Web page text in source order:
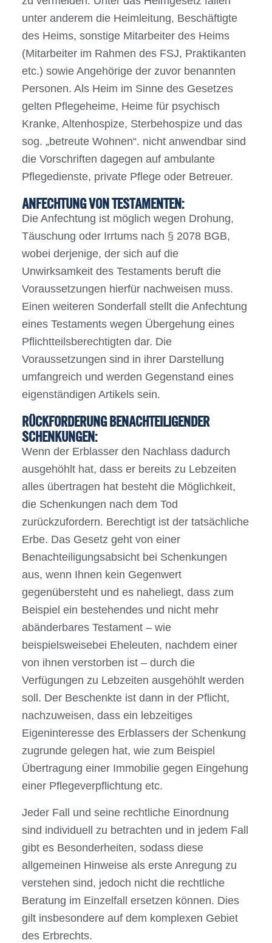
unter anderem die Heimleitung, Beschäftigte
des Heims, sonstige Mitarbeiter des Heims
(Mitarbeiter im Rahmen des FSJ, Praktikanten
etc.) sowie Angehörige der zuvor benannten
Personen. Als Heim im Sinne des Gesetzes
gelten Pflegeheime, Heime für psychisch
Kranke, Altenhospize, Sterbehospize und das
sog. „betreute Wohnen“. nicht anwendbar sind
die Vorschriften dagegen auf ambulante
Pflegedienste, private Pflege oder Betreuer.
ANFECHTUNG VON TESTAMENTEN:
Die Anfechtung ist möglich wegen Drohung,
Täuschung oder Irrtums nach § 2078 BGB,
wobei derjenige, der sich auf die
Unwirksamkeit des Testaments beruft die
Voraussetzungen hierfür nachweisen muss.
Einen weiteren Sonderfall stellt die Anfechtung
eines Testaments wegen Übergehung eines
Pflichtteilsberechtigten dar. Die
Voraussetzungen sind in ihrer Darstellung
umfangreich und werden Gegenstand eines
eigenständigen Artikels sein.
RÜCKFORDERUNG BENACHTEILIGENDER
SCHENKUNGEN:
Wenn der Erblasser den Nachlass dadurch
ausgehöhlt hat, dass er bereits zu Lebzeiten
alles übertragen hat besteht die Möglichkeit,
die Schenkungen nach dem Tod
zurückzufordern. Berechtigt ist der tatsächliche
Erbe. Das Gesetz geht von einer
Benachteiligungsabsicht bei Schenkungen
aus, wenn Ihnen kein Gegenwert
gegenübersteht und es naheliegt, dass zum
Beispiel ein bestehendes und nicht mehr
abänderbares Testament – wie
beispielsweisebei Eheleuten, nachdem einer
von ihnen verstorben ist – durch die
Verfügungen zu Lebzeiten ausgehöhlt werden
soll. Der Beschenkte ist dann in der Pflicht,
nachzuweisen, dass ein lebzeitiges
Eigeninteresse des Erblassers der Schenkung
zugrunde gelegen hat, wie zum Beispiel
Übertragung einer Immobilie gegen Eingehung
einer Pflegeverpflichtung etc.
Jeder Fall und seine rechtliche Einordnung
sind individuell zu betrachten und in jedem Fall
gibt es Besonderheiten, sodass diese
allgemeinen Hinweise als erste Anregung zu
verstehen sind, jedoch nicht die rechtliche
Beratung im Einzelfall ersetzen können. Dies
gilt insbesondere auf dem komplexen Gebiet
des Erbrechts.